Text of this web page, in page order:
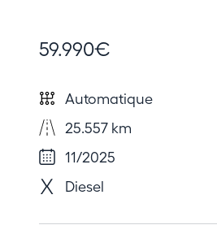
59.990€
Automatique
25.557 km
11/2025
Diesel